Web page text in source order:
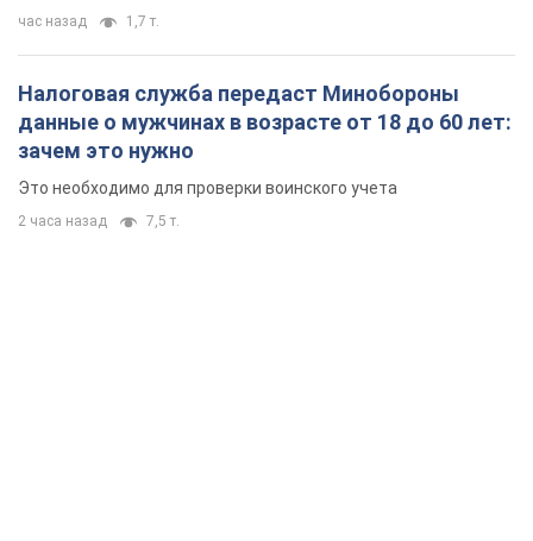
час назад 1,7 т.
Налоговая служба передаст Минобороны
данные о мужчинах в возрасте от 18 до 60 лет:
зачем это нужно
Это необходимо для проверки воинского учета
2 часа назад 7,5 т.